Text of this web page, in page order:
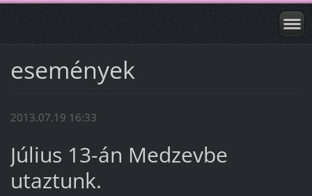
események
2013.07.19 16:33
Július 13-án Medzevbe
utaztunk.